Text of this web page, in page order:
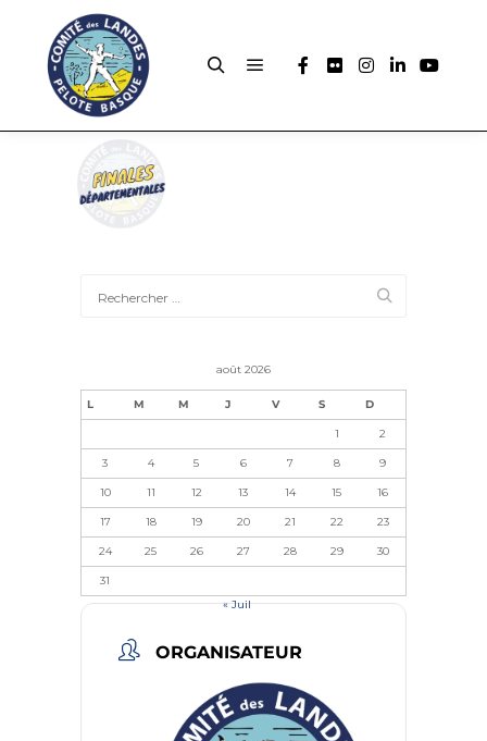
août 2026
L M M J V S D
1 2
3 4 5 6 7 8 9
10 11 12 13 14 15 16
17 18 19 20 21 22 23
24 25 26 27 28 29 30
31
« Juil
ORGANISATEUR